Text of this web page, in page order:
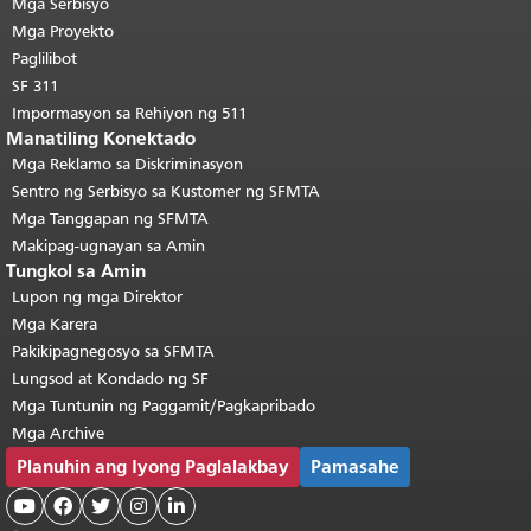
pahina.Bumalik sa tuktok ng
pangunahing nilalaman
Mga Serbisyo
Mga Proyekto
Paglilibot
SF 311
Impormasyon sa Rehiyon ng 511
Manatiling Konektado
Mga Reklamo sa Diskriminasyon
Sentro ng Serbisyo sa Kustomer ng SFMTA
Mga Tanggapan ng SFMTA
Makipag-ugnayan sa Amin
Tungkol sa Amin
Lupon ng mga Direktor
Mga Karera
Pakikipagnegosyo sa SFMTA
Lungsod at Kondado ng SF
Mga Tuntunin ng Paggamit/Pagkapribado
Mga Archive
Planuhin ang Iyong Paglalakbay Pamasahe
    